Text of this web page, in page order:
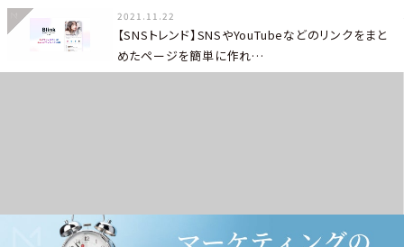
2021.11.22
【SNSトレンド】SNSやYouTubeなどのリンクをまと
めたページを簡単に作れ…